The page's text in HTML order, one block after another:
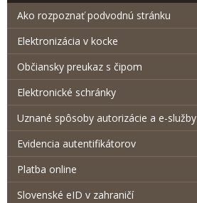
Ako rozpoznať podvodnú stránku
Elektronizácia v kocke
Občiansky preukaz s čipom
Elektronické schránky
Uznané spôsoby autorizácie a e-služby
Evidencia autentifikátorov
Platba online
Slovenské eID v zahraničí